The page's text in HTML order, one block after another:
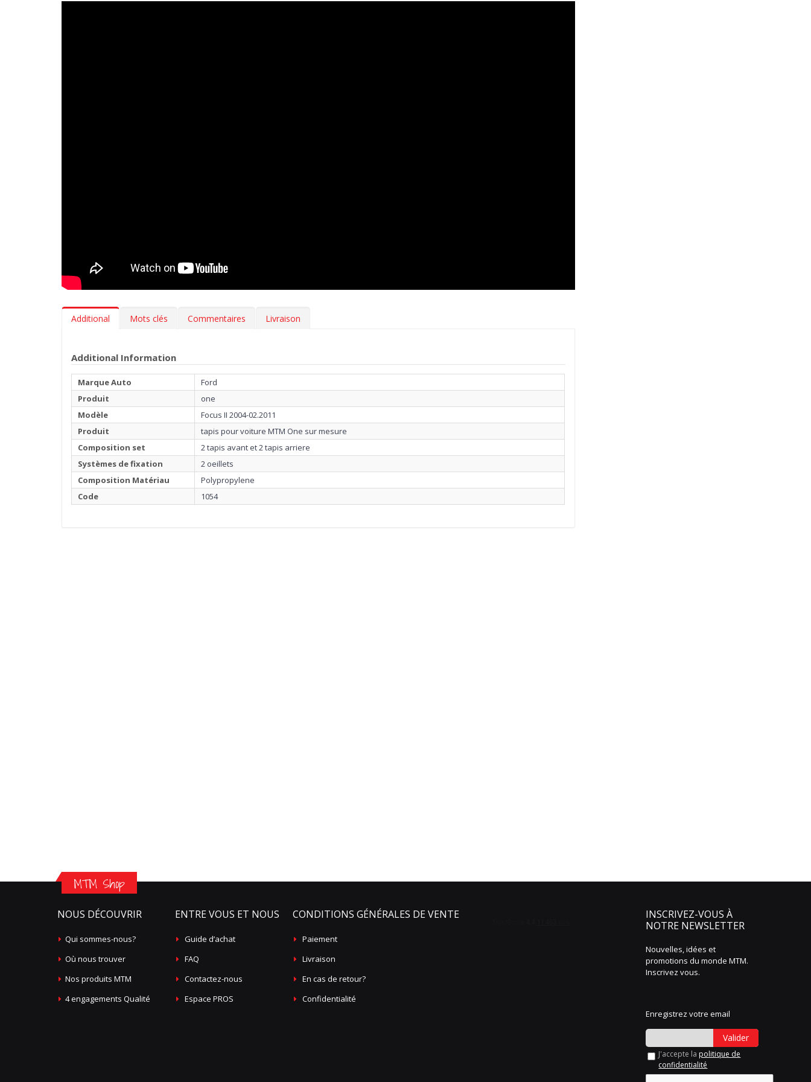
Additional Mots clés Commentaires Livraison
Additional Information
Marque Auto
Ford
Produit
one
Modèle
Focus II 2004-02.2011
Produit
tapis pour voiture MTM One sur mesure
Composition set
2 tapis avant et 2 tapis arriere
Systèmes de fixation
2 oeillets
Composition Matériau
Polypropylene
Code
1054
MTM Shop
NOUS DÉCOUVRIR
Qui sommes-nous?
Où nous trouver
Nos produits MTM
4 engagements Qualité
ENTRE VOUS ET NOUS
Guide d’achat
FAQ
Contactez-nous
Espace PROS
CONDITIONS GÉNÉRALES DE VENTE
Paiement
Livraison
En cas de retour?
Confidentialité
INSCRIVEZ-VOUS À
NOTRE NEWSLETTER
Nouvelles, idées et
promotions du monde MTM.
Inscrivez vous.
Enregistrez votre email
Valider
J'accepte la politique de
confidentialité